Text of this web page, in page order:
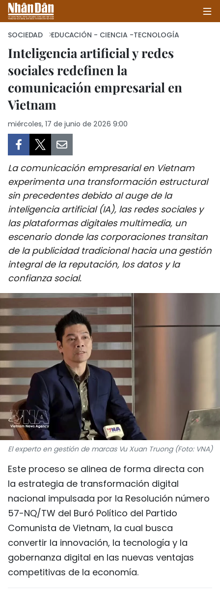
INICIO
POLÍTICA
SALUD - MEDIO AMBIENTE
CULTURA - ENTRETENIMIENTO
INTERNACIONAL
DEPORTES
VIAJES
PUENTE DE AMISTAD
FOTOGRAFÍA
¿QUIÉNES SOMOS?
TIẾNG VIỆT
ENGLISH
中文
FRANÇAIS
SOCIEDAD EDUCACIÓN - CIENCIA -TECNOLOGÍA
Inteligencia artificial y redes
sociales redefinen la
comunicación empresarial en
Vietnam
miércoles, 17 de junio de 2026 9:00
La comunicación empresarial en Vietnam
experimenta una transformación estructural
sin precedentes debido al auge de la
inteligencia artificial (IA), las redes sociales y
las plataformas digitales multimedia, un
escenario donde las corporaciones transitan
de la publicidad tradicional hacia una gestión
integral de la reputación, los datos y la
confianza social.
El experto en gestión de marcas Vu Xuan Truong (Foto: VNA)
Este proceso se alinea de forma directa con
la estrategia de transformación digital
nacional impulsada por la Resolución número
57-NQ/TW del Buró Político del Partido
Comunista de Vietnam, la cual busca
convertir la innovación, la tecnología y la
gobernanza digital en las nuevas ventajas
competitivas de la economía.